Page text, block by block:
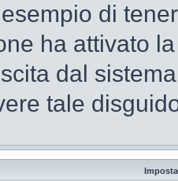
di
ha attivato
dal
tale